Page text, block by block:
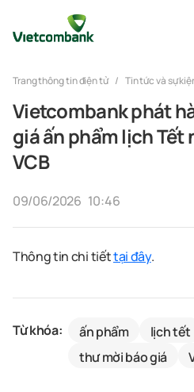
Trang thông tin điện tử Tin tức và sự
Vietcombank phát
giá ấn phẩm lịch Tết
VCB
09/06/2026 10:46
Thông tinchi tiếttại đây.
Từ khóa: ấn phẩm lịch tết
thư mời báo giá